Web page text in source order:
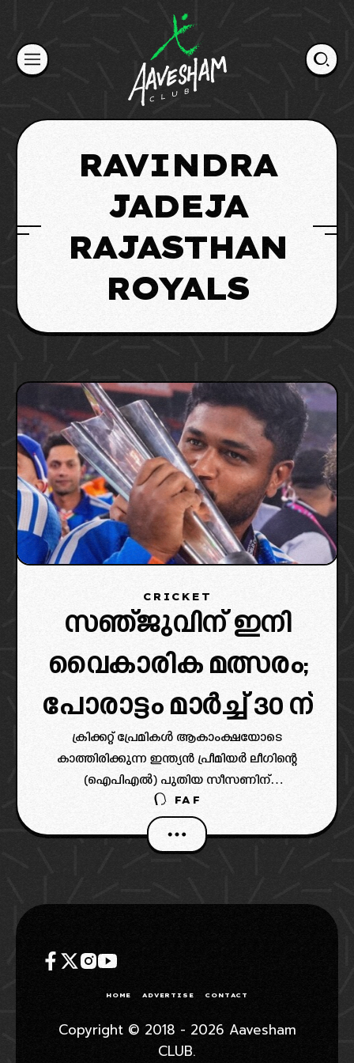
content
RAVINDRA
JADEJA
RAJASTHAN
ROYALS
CRICKET
സഞ്ജുവിന് ഇനി
വൈകാരിക മത്സരം;
പോരാട്ടം മാർച്ച് 30 ന്
ക്രിക്കറ്റ് പ്രേമികൾ ആകാംക്ഷയോടെ
കാത്തിരിക്കുന്ന ഇന്ത്യൻ പ്രീമിയർ ലീഗിന്റെ
(ഐപിഎൽ) പുതിയ സീസണിന്
ആവേശകരമായ തുടക്കം
കുറിക്കാനൊരുങ്ങുകയാണ്. മാർച്ച് 28-ന്
നടക്കുന്ന ഉദ്ഘാടന മത്സരത്തിൽ നിലവിലെ
ഹൈദരാബാദിനെ നേരിടും. ALSO READ:
FAF
HOME ADVERTISE CONTACT
Copyright © 2018 - 2026 Aavesham
CLUB.